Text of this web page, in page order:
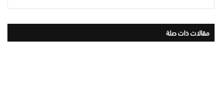
مقالات ذات صلة